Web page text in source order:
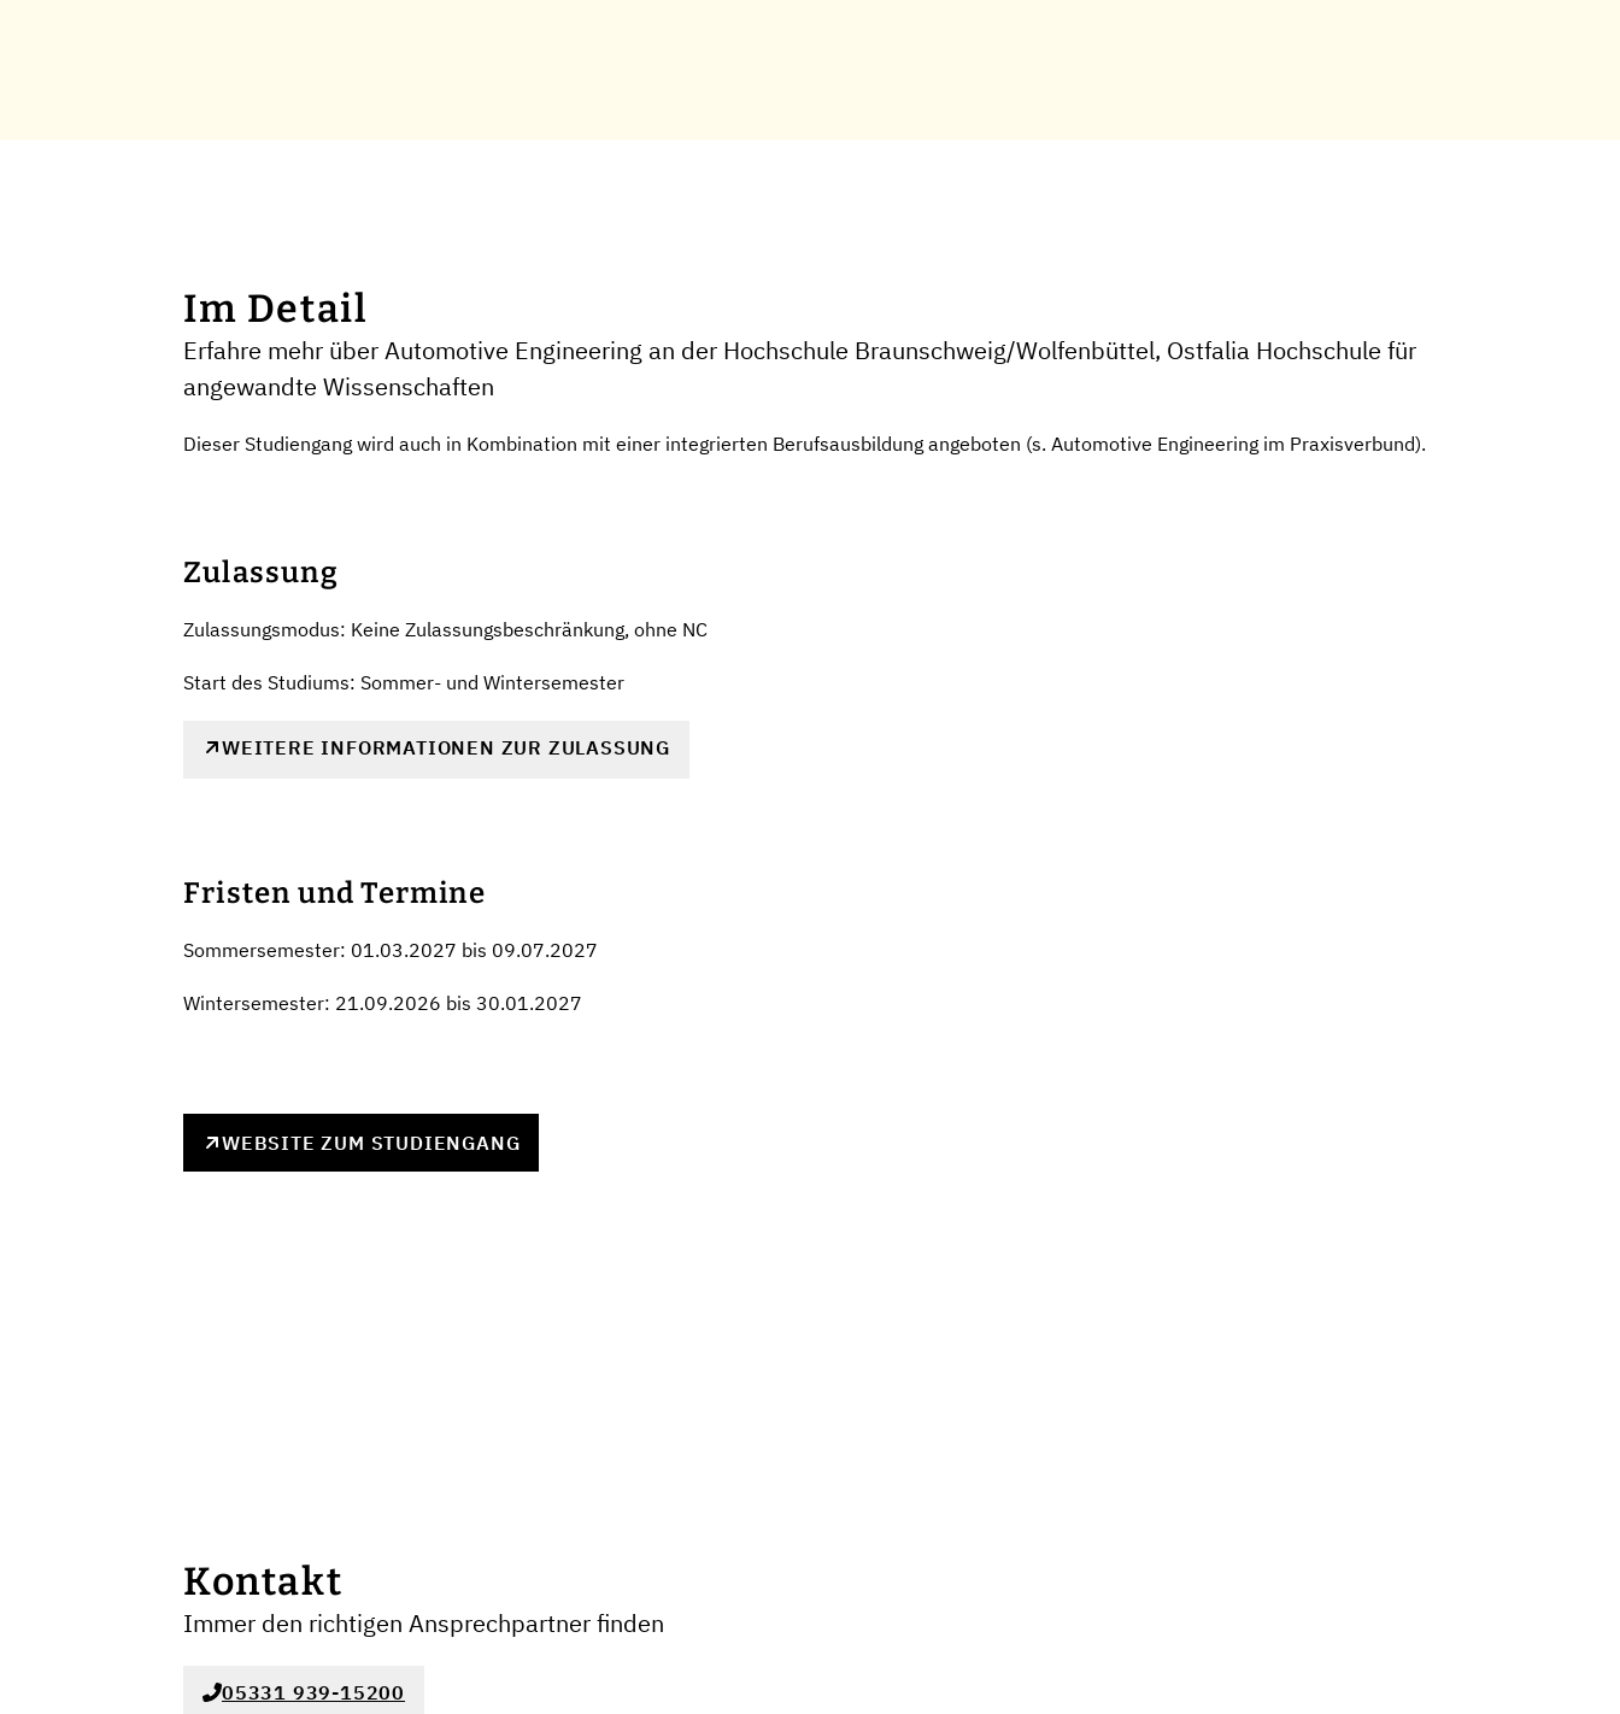
Im Detail
Erfahre mehr über Automotive Engineering an der Hochschule Braunschweig/Wolfenbüttel, Ostfalia Hochschule für
angewandte Wissenschaften
Dieser Studiengang wird auch in Kombination mit einer integrierten Berufsausbildung angeboten (s. Automotive Engineering im Praxisverbund).
Zulassung
Zulassungsmodus: Keine Zulassungsbeschränkung, ohne NC
Start des Studiums: Sommer- und Wintersemester
WEITERE INFORMATIONEN ZUR ZULASSUNG
Fristen und Termine
Sommersemester: 01.03.2027 bis 09.07.2027
Wintersemester: 21.09.2026 bis 30.01.2027
WEBSITE ZUM STUDIENGANG
Kontakt
Immer den richtigen Ansprechpartner finden
05331 939-15200